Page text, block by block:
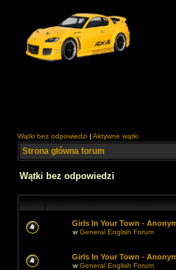
Wątki bez odpowiedzi | Aktywne wątki
Strona główna forum
Wątki bez odpowiedzi
Girls In Your Town -
wGeneral English Forum
Girls In Your Town -
wGeneral English Forum